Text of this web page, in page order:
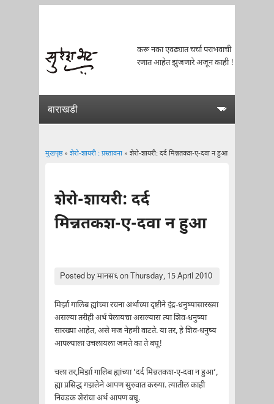
करू नका एवढ्यात चर्चा पराभवाची
रणात आहेत झुंजणारे अजून काही !
मुखपृष्ठ» शेरो-शायरी : प्रस्तावना» शेरो-शायरी: दर्द मिन्नतकश-ए-दवा न हुआ
शेरो-शायरी: दर्द
मिन्नतकश-ए-दवा न हुआ
Posted byमानस६on Thursday, 15 April 2010
मिर्झा गालिब ह्यांच्या रचना अर्थाच्या दृष्टीने इंद्र-धनुष्यासारख्या
असल्या तरीही अर्थ पेलायचा असल्यास त्या शिव-धनुष्या
सारख्या आहेत, असे मज नेहमी वाटते. या तर, हे शिव-धनुष्य
आपल्याला उचलायला जमते का ते बघू!
चला तर,मिर्झा गालिब ह्यांच्या ’दर्द मिन्नतकश-ए-दवा न हुआ’,
ह्या प्रसिद्ध गझलेने आपण सुरुवात करुया. त्यातील काही
निवडक शेरांचा अर्थ आपण बघू.